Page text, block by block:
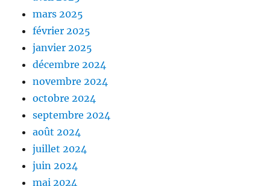
mars 2025
février 2025
janvier 2025
décembre 2024
novembre 2024
octobre 2024
septembre 2024
août 2024
juillet 2024
juin 2024
mai 2024